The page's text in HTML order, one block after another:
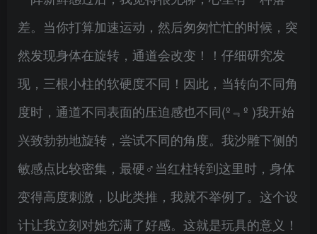
差。当你打算加速运动，然后匆匆忙忙的时候，突
然发现身体在旋转，通道会改变！！仔细研究发
现，三根小柱的软硬度不同！因此，当转向不同角
度时，通道不同表面的压迫感也不同(º﹃º )我开始
兴致勃勃地旋转，尝试不同的角度。我沙雕下侧的
敏感点比较密集，最硬♂当红柱转到这里时，身体
变得高度刺激，以此类推，我就不举例了。这个设
计让我立刻对她充满了好感。这就是玩具的意义！